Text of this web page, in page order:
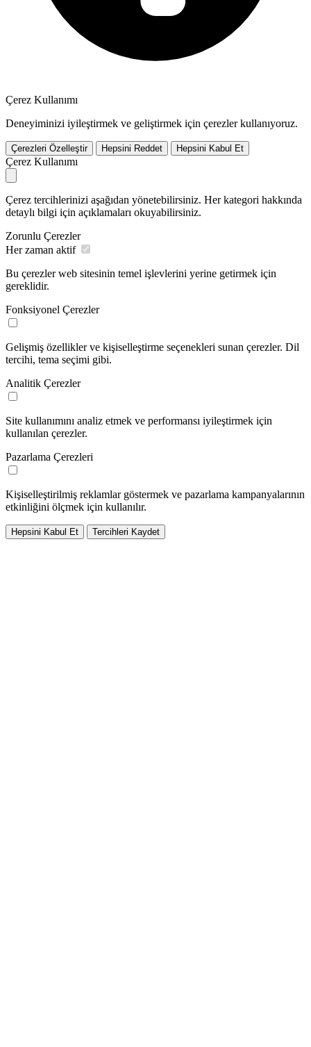
Çerez Kullanımı
Deneyiminizi iyileştirmek ve geliştirmek için çerezler kullanıyoruz.
Çerezleri Özelleştir Hepsini Reddet Hepsini Kabul Et
Çerez Kullanımı
Çerez tercihlerinizi aşağıdan yönetebilirsiniz. Her kategori hakkında
detaylı bilgi için açıklamaları okuyabilirsiniz.
Zorunlu Çerezler
Her zaman aktif
Bu çerezler web sitesinin temel işlevlerini yerine getirmek için
gereklidir.
Fonksiyonel Çerezler
Gelişmiş özellikler ve kişiselleştirme seçenekleri sunan çerezler. Dil
tercihi, tema seçimi gibi.
Analitik Çerezler
Site kullanımını analiz etmek ve performansı iyileştirmek için
kullanılan çerezler.
Pazarlama Çerezleri
Kişiselleştirilmiş reklamlar göstermek ve pazarlama kampanyalarının
etkinliğini ölçmek için kullanılır.
Hepsini Kabul Et Tercihleri Kaydet